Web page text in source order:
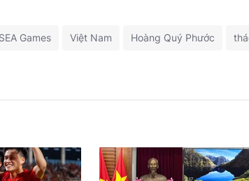
SEA Games Việt Nam Hoàng Quý Phước